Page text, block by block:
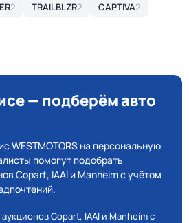
2 TRAILBLZR2 CAPTIVA2
— подберём авто
WESTMOTORS на персональную
помогут подобрать
Copart, IAAI и Manheim с учётом
Copart, IAAI и Manheim с